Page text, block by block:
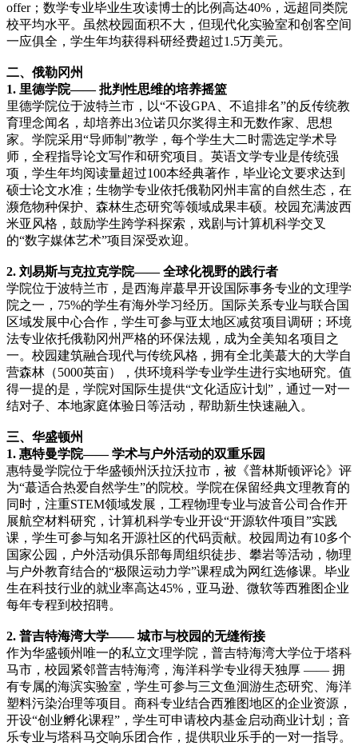
offer；数学专业毕业生攻读博士的比例高达40%，远超同类院
校平均水平。虽然校园面积不大，但现代化实验室和创客空间
一应俱全，学生年均获得科研经费超过1.5万美元。
二、俄勒冈州
1. 里德学院—— 批判性思维的培养摇篮
里德学院位于波特兰市，以“不设GPA、不追排名”的反传统教
育理念闻名，却培养出3位诺贝尔奖得主和无数作家、思想
家。学院采用“导师制”教学，每个学生大二时需选定学术导
师，全程指导论文写作和研究项目。英语文学专业是传统强
项，学生年均阅读量超过100本经典著作，毕业论文要求达到
硕士论文水准；生物学专业依托俄勒冈州丰富的自然生态，在
濒危物种保护、森林生态研究等领域成果丰硕。校园充满波西
米亚风格，鼓励学生跨学科探索，戏剧与计算机科学交叉
的“数字媒体艺术”项目深受欢迎。
2. 刘易斯与克拉克学院—— 全球化视野的践行者
学院位于波特兰市，是西海岸蕞早开设国际事务专业的文理学
院之一，75%的学生有海外学习经历。国际关系专业与联合国
区域发展中心合作，学生可参与亚太地区减贫项目调研；环境
法专业依托俄勒冈州严格的环保法规，成为全美知名项目之
一。校园建筑融合现代与传统风格，拥有全北美蕞大的大学自
营森林（5000英亩），供环境科学专业学生进行实地研究。值
得一提的是，学院对国际生提供“文化适应计划”，通过一对一
结对子、本地家庭体验日等活动，帮助新生快速融入。
三、华盛顿州
1. 惠特曼学院—— 学术与户外活动的双重乐园
惠特曼学院位于华盛顿州沃拉沃拉市，被《普林斯顿评论》评
为“蕞适合热爱自然学生”的院校。学院在保留经典文理教育的
同时，注重STEM领域发展，工程物理专业与波音公司合作开
展航空材料研究，计算机科学专业开设“开源软件项目”实践
课，学生可参与知名开源社区的代码贡献。校园周边有10多个
国家公园，户外活动俱乐部每周组织徒步、攀岩等活动，物理
与户外教育结合的“极限运动力学”课程成为网红选修课。毕业
生在科技行业的就业率高达45%，亚马逊、微软等西雅图企业
每年专程到校招聘。
2. 普吉特海湾大学—— 城市与校园的无缝衔接
作为华盛顿州唯一的私立文理学院，普吉特海湾大学位于塔科
马市，校园紧邻普吉特海湾，海洋科学专业得天独厚 —— 拥
有专属的海滨实验室，学生可参与三文鱼洄游生态研究、海洋
塑料污染治理等项目。商科专业结合西雅图地区的企业资源，
开设“创业孵化课程”，学生可申请校内基金启动商业计划；音
乐专业与塔科马交响乐团合作，提供职业乐手的一对一指导。